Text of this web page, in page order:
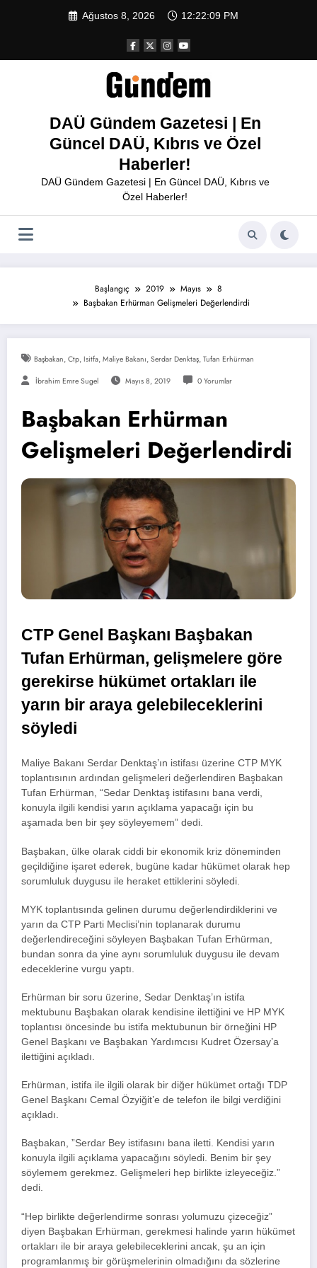
Ağustos 8, 2026 12:22:09 PM
DAÜ Gündem Gazetesi | En
Güncel DAÜ, Kıbrıs ve Özel
Haberler!
DAÜ Gündem Gazetesi | En Güncel DAÜ, Kıbrıs ve
Özel Haberler!
Başlangıç 2019 Mayıs
8
Başbakan Erhürman Gelişmeleri Değerlendirdi
Başbakan, Ctp, Isitfa, Maliye Bakanı, Serdar Denktaş, Tufan Erhürman
İbrahim Emre Sugel Mayıs 8, 2019 0 Yorumlar
Başbakan Erhürman
Gelişmeleri Değerlendirdi
CTP Genel Başkanı Başbakan
Tufan Erhürman, gelişmelere göre
gerekirse hükümet ortakları ile
yarın bir araya gelebileceklerini
söyledi
Maliye Bakanı Serdar Denktaş’ın istifası üzerine CTP MYK
toplantısının ardından gelişmeleri değerlendiren Başbakan
Tufan Erhürman, “Sedar Denktaş istifasını bana verdi,
konuyla ilgili kendisi yarın açıklama yapacağı için bu
aşamada ben bir şey söyleyemem” dedi.
Başbakan, ülke olarak ciddi bir ekonomik kriz döneminden
geçildiğine işaret ederek, bugüne kadar hükümet olarak hep
sorumluluk duygusu ile heraket ettiklerini söyledi.
MYK toplantısında gelinen durumu değerlendirdiklerini ve
yarın da CTP Parti Meclisi’nin toplanarak durumu
değerlendireceğini söyleyen Başbakan Tufan Erhürman,
bundan sonra da yine aynı sorumluluk duygusu ile devam
edeceklerine vurgu yaptı.
Erhürman bir soru üzerine, Sedar Denktaş’ın istifa
mektubunu Başbakan olarak kendisine ilettiğini ve HP MYK
toplantısı öncesinde bu istifa mektubunun bir örneğini HP
Genel Başkanı ve Başbakan Yardımcısı Kudret Özersay’a
ilettiğini açıkladı.
Erhürman, istifa ile ilgili olarak bir diğer hükümet ortağı TDP
Genel Başkanı Cemal Özyiğit’e de telefon ile bilgi verdiğini
açıkladı.
Başbakan, ”Serdar Bey istifasını bana iletti. Kendisi yarın
konuyla ilgili açıklama yapacağını söyledi. Benim bir şey
söylemem gerekmez. Gelişmeleri hep birlikte izleyeceğiz.”
dedi.
“Hep birlikte değerlendirme sonrası yolumuzu çizeceğiz”
diyen Başbakan Erhürman, gerekmesi halinde yarın hükümet
ortakları ile bir araya gelebileceklerini ancak, şu an için
programlanmış bir görüşmelerinin olmadığını da sözlerine